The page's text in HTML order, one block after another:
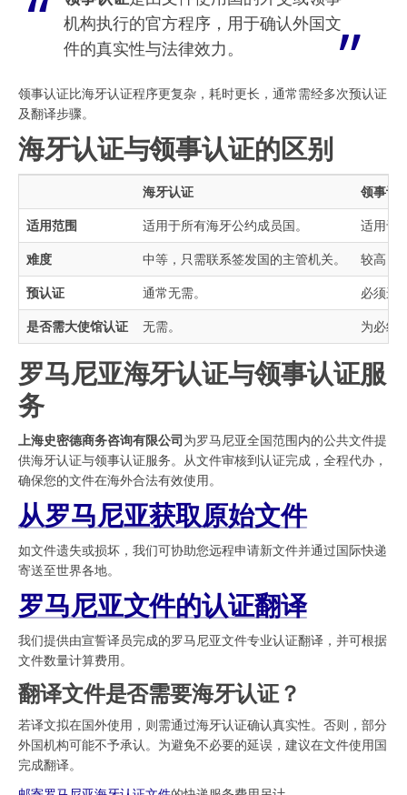
机构执行的官方程序，用于确认外国文
件的真实性与法律效力。
领事认证比海牙认证程序更复杂，耗时更长，通常需经多次预认证
及翻译步骤。
海牙认证与领事认证的区别
海牙认证
领事认
适用范围
适用于所有海牙公约成员国。
适用于
难度
中等，只需联系签发国的主管机关。
较高，
预认证
通常无需。
必须进
是否需大使馆认证
无需。 为必经
罗马尼亚海牙认证与领事认证服
务
上海史密德商务咨询有限公司为罗马尼亚全国范围内的公共文件提
供海牙认证与领事认证服务。从文件审核到认证完成，全程代办，
确保您的文件在海外合法有效使用。
从罗马尼亚获取原始文件
如文件遗失或损坏，我们可协助您远程申请新文件并通过国际快递
寄送至世界各地。
罗马尼亚文件的认证翻译
我们提供由宣誓译员完成的罗马尼亚文件专业认证翻译，并可根据
文件数量计算费用。
翻译文件是否需要海牙认证？
若译文拟在国外使用，则需通过海牙认证确认真实性。否则，部分
外国机构可能不予承认。为避免不必要的延误，建议在文件使用国
完成翻译。